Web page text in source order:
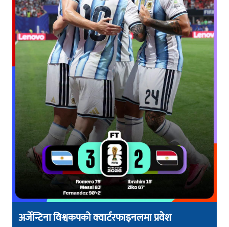
अर्जेन्टिना विश्वकपको क्वार्टरफाइनलमा प्रवेश